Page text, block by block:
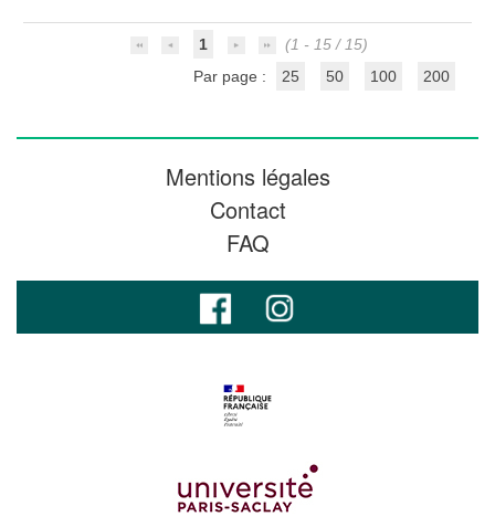
1
(1 - 15 / 15)
Par page :
25 50 100 200
Mentions légales
Contact
FAQ